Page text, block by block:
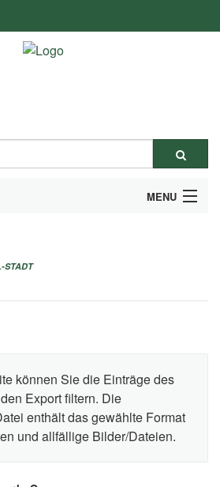
MENU
STADT
können Sie die Einträge des
Export filtern. Die
enthält das gewählte Format
und allfällige Bilder/Dateien.